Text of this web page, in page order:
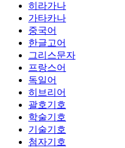
히라가나
가타카나
중국어
한글고어
그리스문자
프랑스어
독일어
히브리어
괄호기호
학술기호
기술기호
첨자기호